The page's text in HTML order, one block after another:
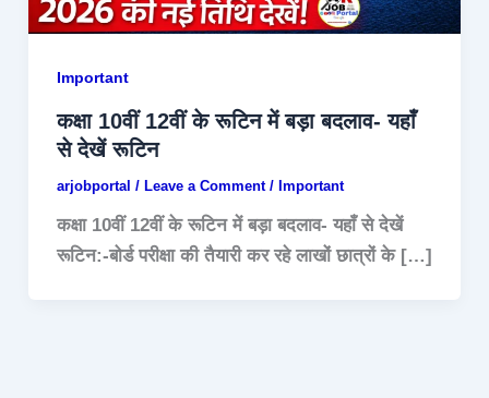
Important
कक्षा 10वीं 12वीं के रूटिन में बड़ा बदलाव- यहाँ
से देखें रूटिन
arjobportal / Leave a Comment / Important
कक्षा 10वीं 12वीं के रूटिन में बड़ा बदलाव- यहाँ से देखें
रूटिन:-बोर्ड परीक्षा की तैयारी कर रहे लाखों छात्रों के […]